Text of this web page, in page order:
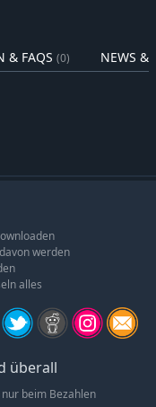
& FAQS (0) NEWS &
werden
alles
überall
beim Bezahlen